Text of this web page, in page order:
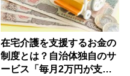
在宅介護を支援するお金の
制度とは？自治体独自のサ
ービス「毎月2万円が支給